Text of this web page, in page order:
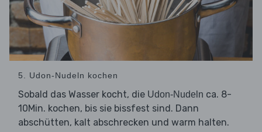
5. Udon-Nudeln kochen
Sobald das Wasser kocht, die Udon-Nudeln ca. 8-
10Min. kochen, bis sie bissfest sind. Dann
abschütten, kalt abschrecken und warm halten.